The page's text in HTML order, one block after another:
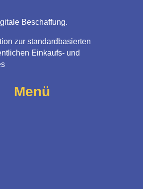
Beschaffung.
zur standardbasierten
Einkaufs- und
Menü